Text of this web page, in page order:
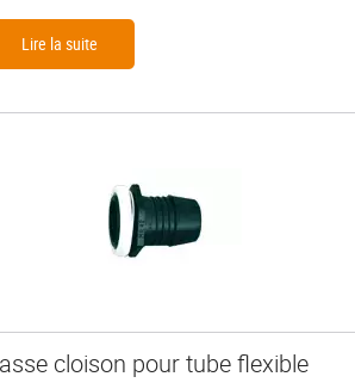
Lire la suite
cloison pour tube flexible